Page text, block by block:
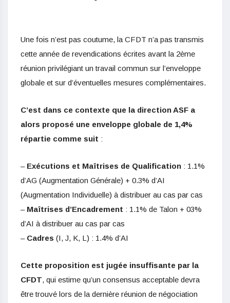
Une fois n’est pas coutume, la CFDT n’a pas transmis
cette année de revendications écrites avant la 2ème
réunion privilégiant un travail commun sur l’enveloppe
globale et sur d’éventuelles mesures complémentaires.
C’est dans ce contexte que la direction ASF a
alors proposé une enveloppe globale de 1,4%
répartie comme suit :
– Exécutions et Maîtrises de Qualification : 1.1%
d’AG (Augmentation Générale) + 0.3% d’AI
(Augmentation Individuelle) à distribuer au cas par cas
– Maîtrises d’Encadrement : 1.1% de Talon + 03%
d’AI à distribuer au cas par cas
– Cadres (I, J, K, L) : 1.4% d’AI
Cette proposition est jugée insuffisante par la
CFDT, qui estime qu’un consensus acceptable devra
être trouvé lors de la dernière réunion de négociation